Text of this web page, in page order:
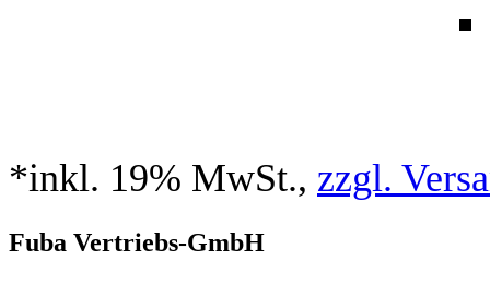
*inkl. 19% MwSt., zzgl.
Fuba Vertriebs-GmbH